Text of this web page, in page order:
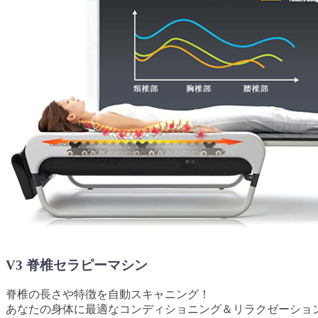
V3 脊椎セラピーマシン
脊椎の長さや特徴を自動スキャニング！
あなたの身体に最適なコンディショニング＆リラクゼーショ